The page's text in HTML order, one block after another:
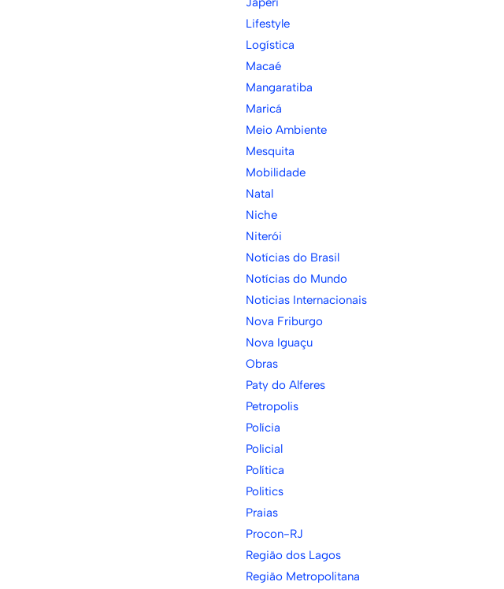
Lifestyle
Logística
Macaé
Mangaratiba
Maricá
Meio Ambiente
Mesquita
Mobilidade
Natal
Niche
Niterói
Notícias do Brasil
Notícias do Mundo
Noticias Internacionais
Nova Friburgo
Nova Iguaçu
Obras
Paty do Alferes
Petropolis
Polícia
Policial
Política
Politics
Praias
Procon-RJ
Região dos Lagos
Região Metropolitana